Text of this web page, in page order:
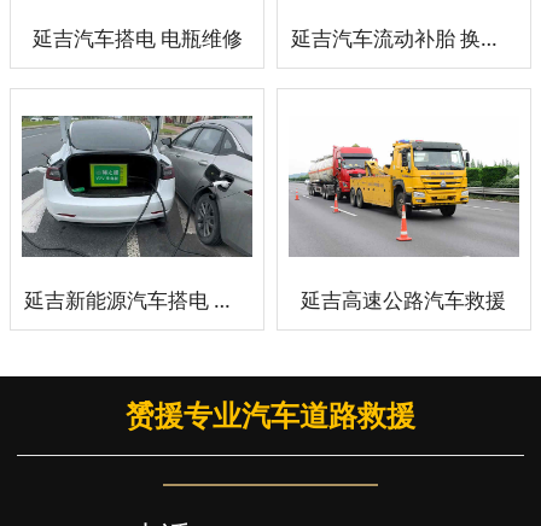
延吉汽车搭电 电瓶维修 延吉汽车流动补胎 换轮胎
延吉新能源汽车搭电 充电 延吉高速公路汽车救援
赟援专业汽车道路救援